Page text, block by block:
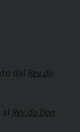
dal Rev.do
Rev.do Don